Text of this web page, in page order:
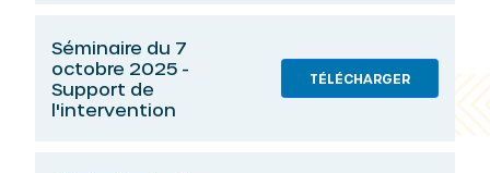
Séminaire du 7
octobre 2025 -
Support de
l'intervention
TÉLÉCHARGER